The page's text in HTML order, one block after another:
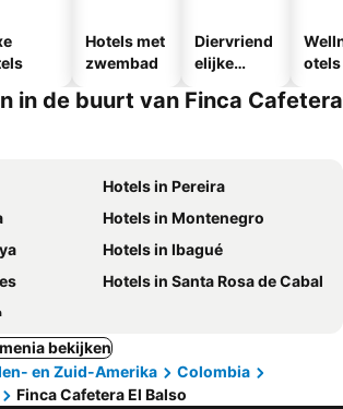
Hotels met
zwembad
Diervriend
elijke
otels
in de buurt van Finca Cafetera
Hotels in Pereira
Hotels in Montenegro
Hotels in Ibagué
Hotels in Santa Rosa de Cabal
bekijken
en Zuid-Amerika
Colombia
Finca Cafetera El Balso